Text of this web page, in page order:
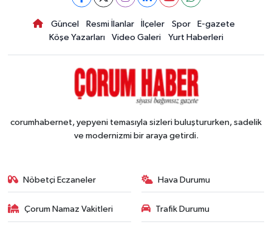
Güncel Resmi İlanlar İlçeler Spor
E-gazete
Köşe Yazarları
Video Galeri Yurt Haberleri
corumhabernet, yepyeni temasıyla sizleri buluştururken, sadelik
ve modernizmi bir araya getirdi.
Nöbetçi Eczaneler Hava Durumu
Çorum Namaz Vakitleri Trafik Durumu